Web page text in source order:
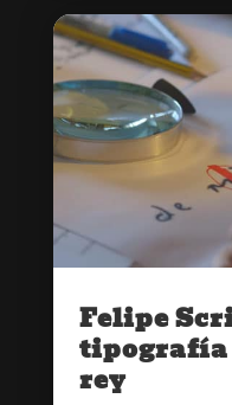
Felipe
tipografía
rey